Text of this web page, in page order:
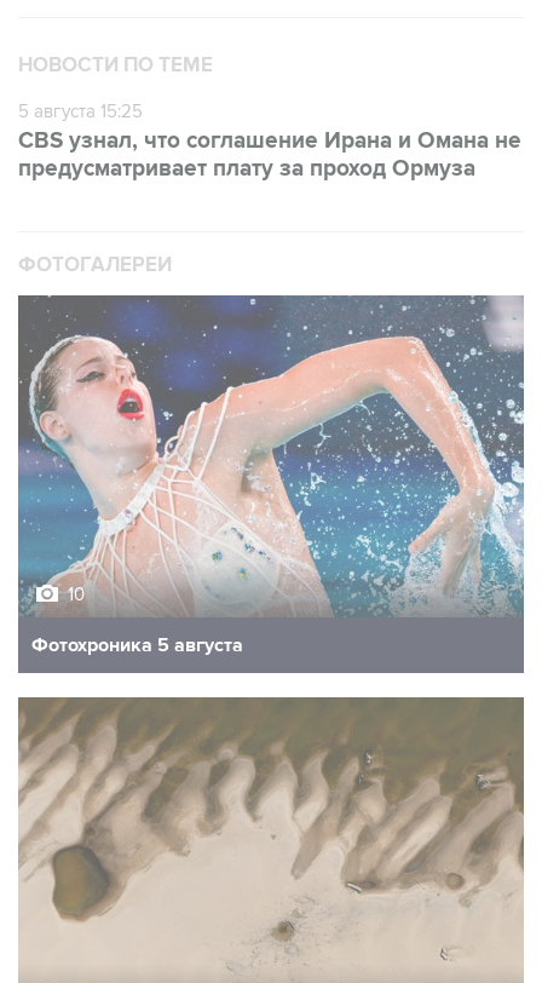
НОВОСТИ ПО ТЕМЕ
5 августа 15:25
CBS узнал, что соглашение Ирана и Омана не
предусматривает плату за проход Ормуза
ФОТОГАЛЕРЕИ
10
Фотохроника 5 августа